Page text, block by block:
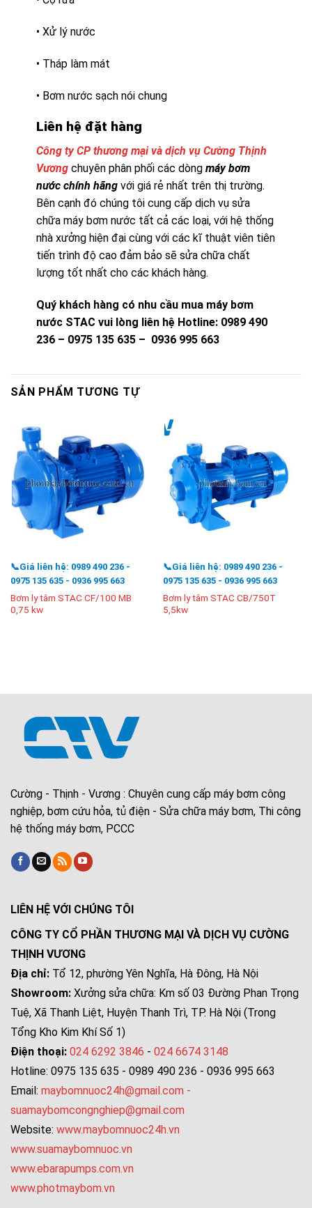
• Xử lý nước
• Tháp làm mát
• Bơm nước sạch nói chung
Liên hệ đặt hàng
Công ty CP thương mại và dịch vụ Cường Thịnh
Vươngchuyên phân phối các dòng máy bơm
nước chính hãngvới giá rẻ nhất trên thị trường.
Bên cạnh đó chúng tôi cung cấp dịch vụ sửa
chữa máy bơm nước tất cả các loại, với hệ thống
nhà xưởng hiện đại cùng với các kĩ thuật viên tiên
tiến trình độ cao đảm bảo sẽ sửa chữa chất
lượng tốt nhất cho các khách hàng.
Quý khách hàng có nhu cầu mua máy bơm
nước STAC vui lòng liên hệ Hotline: 0989 490
236 – 0975 135 635 – 0936 995 663
SẢN PHẨM TƯƠNG TỰ
📞Giá liên hệ: 0989 490 236 -
0975 135 635 - 0936 995 663
Bơm ly tâm STAC CF/100 MB
0,75 kw
📞Giá liên hệ: 0989 490 236 -
0975 135 635 - 0936 995 663
Bơm ly tâm STAC CB/750T
5,5kw
Cường - Thịnh - Vương : Chuyên cung cấp máy bơm công
nghiệp, bơm cứu hỏa, tủ điện - Sửa chữa máy bơm, Thi công
hệ thống máy bơm, PCCC
LIÊN HỆ VỚI CHÚNG TÔI
CÔNG TY CỔ PHẦN THƯƠNG MẠI VÀ DỊCH VỤ CƯỜNG
THỊNH VƯƠNG
Địa chỉ: Tổ 12, phường Yên Nghĩa, Hà Đông, Hà Nội
Showroom: Xưởng sửa chữa: Km số 03 Đường Phan Trọng
Tuệ, Xã Thanh Liệt, Huyện Thanh Trì, TP. Hà Nội (Trong
Tổng Kho Kim Khí Số 1)
Điện thoại: 024 6292 3846 - 024 6674 3148
Hotline: 0975 135 635 - 0989 490 236 - 0936 995 663
Email: maybomnuoc24h@gmail.com -
suamaybomcongnghiep@gmail.com
Website: www.maybomnuoc24h.vn
www.suamaybomnuoc.vn
www.ebarapumps.com.vn
www.photmaybom.vn